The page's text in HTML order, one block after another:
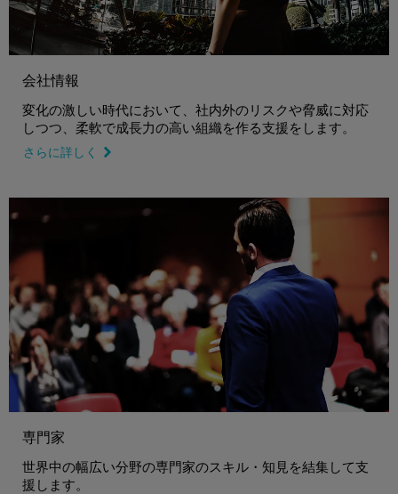
会社情報
変化の激しい時代において、社内外のリスクや脅威に対応
しつつ、柔軟で成長力の高い組織を作る支援をします。
さらに詳しく
専門家
世界中の幅広い分野の専門家のスキル・知見を結集して支
援します。